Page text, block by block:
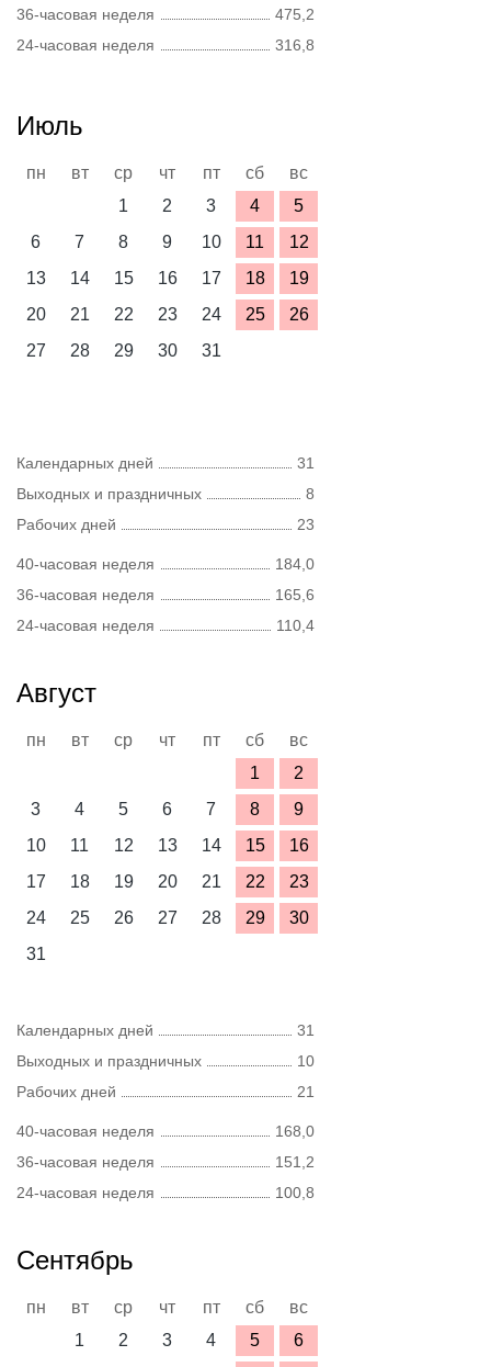
36-часовая неделя
475,2
24-часовая неделя
316,8
Июль
пн вт ср чт пт сб
вс
1
2 3 4
5
6
7 8 9 10 11
12
13
14 15 16 17 18
19
20
21 22 23 24 25
26
27
28 29 30 31
Календарных дней
31
Выходных и праздничных
8
Рабочих дней
23
40-часовая неделя
184,0
36-часовая неделя
165,6
24-часовая неделя
110,4
Август
пн вт ср чт пт сб
вс
1
2
3
4 5 6 7 8
9
10
11 12 13 14 15
16
17
18 19 20 21 22
23
24
25 26 27 28 29
30
31
Календарных дней
31
Выходных и праздничных
10
Рабочих дней
21
40-часовая неделя
168,0
36-часовая неделя
151,2
24-часовая неделя
100,8
Сентябрь
пн вт ср чт пт сб
вс
1
2 3 4 5
6